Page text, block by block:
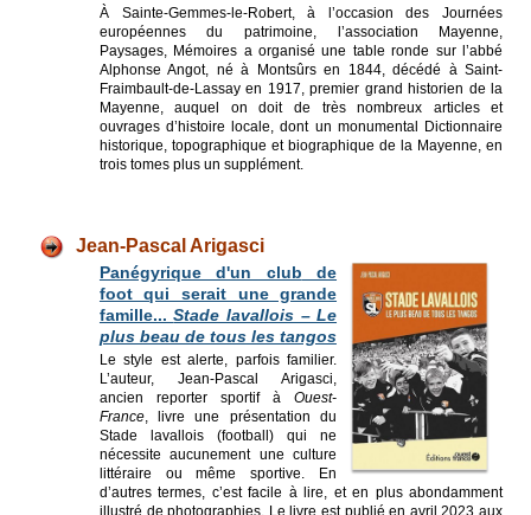
À Sainte-Gemmes-le-Robert, à l’occasion des Journées
européennes du patrimoine, l’association Mayenne,
Paysages, Mémoires a organisé une table ronde sur l’abbé
Alphonse Angot, né à Montsûrs en 1844, décédé à Saint-
Fraimbault-de-Lassay en 1917, premier grand historien de la
Mayenne, auquel on doit de très nombreux articles et
ouvrages d’histoire locale, dont un monumental Dictionnaire
historique, topographique et biographique de la Mayenne, en
trois tomes plus un supplément.
Jean-Pascal Arigasci
Panégyrique d'un club de
foot qui serait une grande
famille...Stade lavallois – Le
plus beau de tous les tangos
Le style est alerte, parfois familier.
L’auteur, Jean-Pascal Arigasci,
ancien reporter sportif à Ouest-
France, livre une présentation du
Stade lavallois (football) qui ne
nécessite aucunement une culture
littéraire ou même sportive. En
d’autres termes, c’est facile à lire, et en plus abondamment